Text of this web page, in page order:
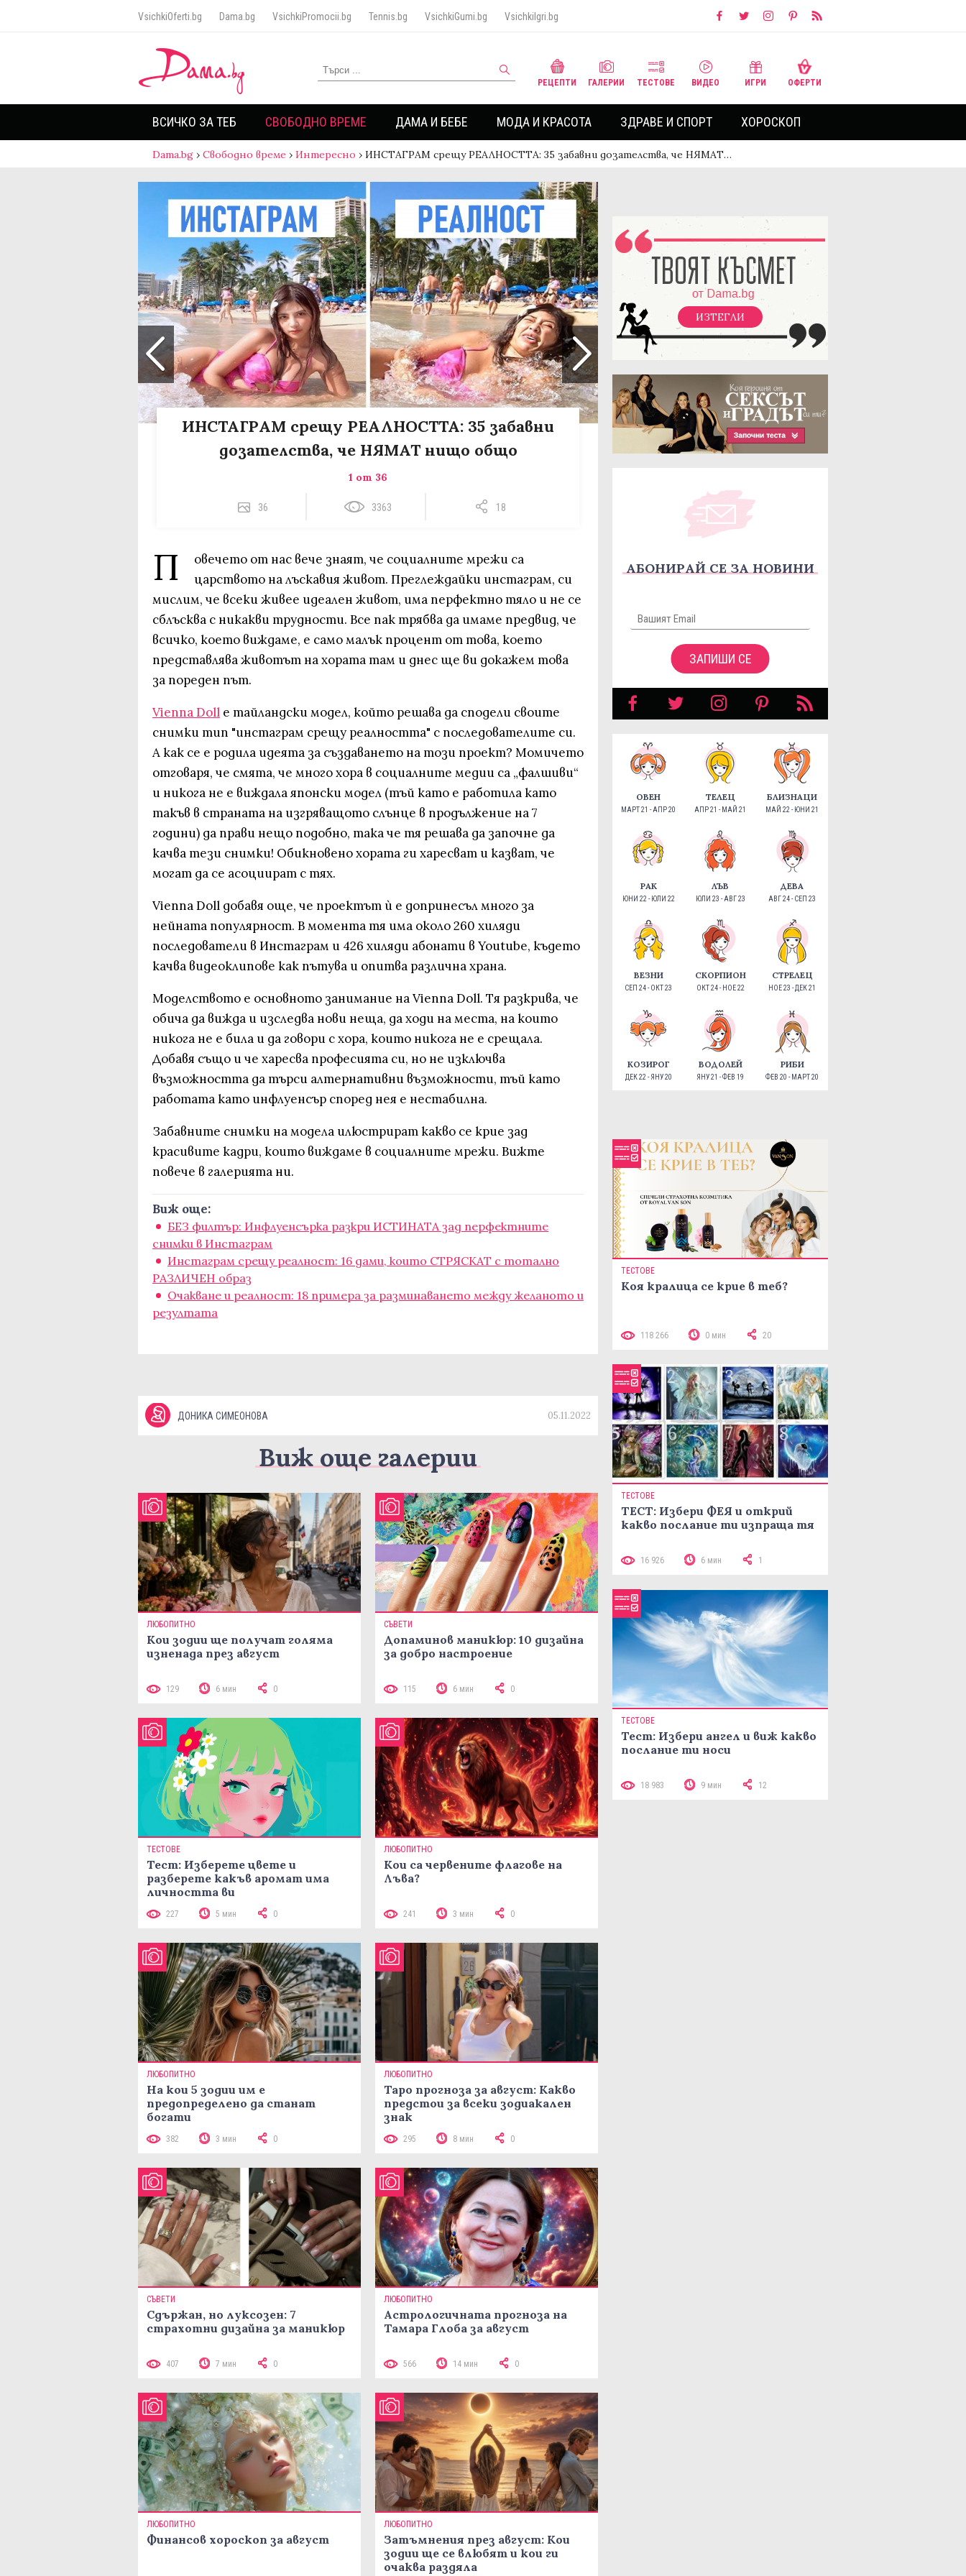
VsichkiOferti.bg Dama.bg VsichkiPromocii.bg Tennis.bg VsichkiGumi.bg VsichkiIgri.bg
РЕЦЕПТИ ГАЛЕРИИ ТЕСТОВЕ ВИДЕО ИГРИ ОФЕРТИ
ВСИЧКО ЗА ТЕБ СВОБОДНО ВРЕМЕ ДАМА И БЕБЕ МОДА И КРАСОТА ЗДРАВЕ И СПОРТ ХОРОСКОП
Dama.bg › Свободно време › Интересно › ИНСТАГРАМ срещу РЕАЛНОСТТА: 35 забавни дозателства, че НЯМАТ…
ИНСТАГРАМ срещу РЕАЛНОСТТА: 35 забавни
дозателства, че НЯМАТ нищо общо
1 от 36
36 3363 18
П
овечето от нас вече знаят, че социалните мрежи са
царството на лъскавия живот. Преглеждайки инстаграм, си
мислим, че всеки живее идеален живот, има перфектно тяло и не се
сблъсква с никакви трудности. Все пак трябва да имаме предвид, че
всичко, което виждаме, е само малък процент от това, което
представлява животът на хората там и днес ще ви докажем това
за пореден път.
Vienna Doll е тайландски модел, който решава да сподели своите
снимки тип "инстаграм срещу реалността" с последователите си.
А как се е родила идеята за създаването на този проект? Момичето
отговаря, че смята, че много хора в социалните медии са „фалшиви“
и никога не е виждала японски модел (тъй като е работила като
такъв в страната на изгряващото слънце в продължение на 7
години) да прави нещо подобно, така че тя решава да започне да
качва тези снимки! Обикновено хората ги харесват и казват, че
могат да се асоциират с тях.
Vienna Doll добавя още, че проектът ѝ е допринесъл много за
нейната популярност. В момента тя има около 260 хиляди
последователи в Инстаграм и 426 хиляди абонати в Youtube, където
качва видеоклипове как пътува и опитва различна храна.
Моделството е основното занимание на Vienna Doll. Tя разкрива, че
обича да вижда и изследва нови неща, да ходи на места, на които
никога не е била и да говори с хора, които никога не е срещала.
Добавя също и че харесва професията си, но не изключва
възможността да търси алтернативни възможности, тъй като
работата като инфлуенсър според нея е нестабилна.
Забавните снимки на модела илюстрират какво се крие зад
красивите кадри, които виждаме в социалните мрежи. Вижте
повече в галерията ни.
Виж още:
БЕЗ филтър: Инфлуенсърка разкри ИСТИНАТА зад перфектните
снимки в Инстаграм
Инстаграм срещу реалност: 16 дами, които СТРЯСКАТ с тотално
РАЗЛИЧЕН образ
Очакване и реалност: 18 примера за разминаването между желаното и
резултата
ДОНИКА СИМЕОНОВА 05.11.2022
Виж още галерии
ЛЮБОПИТНО
Кои зодии ще получат голяма
изненада през август
129 6 мин 0
СЪВЕТИ
Допаминов маникюр: 10 дизайна
за добро настроение
115 6 мин 0
ТЕСТОВЕ
Тест: Изберете цвете и
разберете какъв аромат има
личността ви
227 5 мин 0
ЛЮБОПИТНО
Кои са червените флагове на
Лъва?
241 3 мин 0
ЛЮБОПИТНО
На кои 5 зодии им е
предопределено да станат
богати
382 3 мин 0
ЛЮБОПИТНО
Таро прогноза за август: Какво
предстои за всеки зодиакален
знак
295 8 мин 0
СЪВЕТИ
Сдържан, но луксозен: 7
страхотни дизайна за маникюр
407 7 мин 0
ЛЮБОПИТНО
Астрологичната прогноза на
Тамара Глоба за август
566 14 мин 0
ЛЮБОПИТНО
Финансов хороскоп за август
ЛЮБОПИТНО
Затъмнения през август: Кои
зодии ще се влюбят и кои ги
очаква раздяла
ИЗТЕГЛИ
АБОНИРАЙ СЕ ЗА НОВИНИ
ЗАПИШИ СЕ
ОВЕН
МАРТ 21 - АПР 20
ТЕЛЕЦ
АПР 21 - МАЙ 21
БЛИЗНАЦИ
МАЙ 22 - ЮНИ 21
РАК
ЮНИ 22 - ЮЛИ 22
ЛЪВ
ЮЛИ 23 - АВГ 23
ДЕВА
АВГ 24 - СЕП 23
ВЕЗНИ
СЕП 24 - ОКТ 23
СКОРПИОН
ОКТ 24 - НОЕ 22
СТРЕЛЕЦ
НОЕ 23 - ДЕК 21
КОЗИРОГ
ДЕК 22 - ЯНУ 20
ВОДОЛЕЙ
ЯНУ 21 - ФЕВ 19
РИБИ
ФЕВ 20 - МАРТ 20
ТЕСТОВЕ
Коя кралица се крие в теб?
118 266 0 мин 20
ТЕСТОВЕ
ТЕСТ: Избери ФЕЯ и открий
какво послание ти изпраща тя
16 926 6 мин 1
ТЕСТОВЕ
Тест: Избери ангел и виж какво
послание ти носи
18 983 9 мин 12